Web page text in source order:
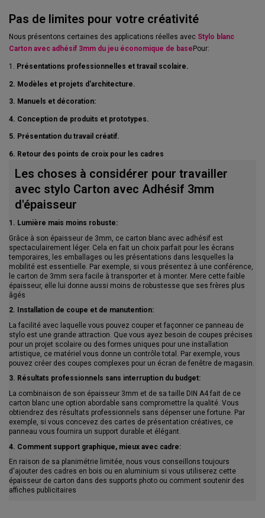
Pas de limites pour votre créativité
Nous présentons certaines des applications réelles avec Stylo blanc
Carton avec adhésif 3mm du jeu économique de base Pour:
1. Présentations professionnelles et travail scolaire.
2. Modèles et projets d'architecture.
3. Manuels et décoration:
4. Conception de produits et prototypes.
5. Présentation du travail créatif.
6. Retour des points de croix pour les cadres
Les choses à considérer pour travailler
avec stylo Carton avec Adhésif 3mm
d'épaisseur
1. Lumière mais moins robuste:
Grâce à son épaisseur de 3mm, ce carton blanc avec adhésif est
spectaculairement léger. Cela en fait un choix parfait pour les écrans
temporaires, les emballages ou les présentations dans lesquelles la
mobilité est essentielle. Par exemple, si vous présentez à une conférence,
le carton de 3mm sera facile à transporter et à monter. Mere cette faible
épaisseur, elle lui donne aussi moins de robustesse que ses frères plus
âgés
2. Installation de coupe et de manutention:
La facilité avec laquelle vous pouvez couper et façonner ce panneau de
stylo est une grande attraction. Que vous ayez besoin de coupes précises
pour un projet scolaire ou des formes uniques pour une installation
artistique, ce matériel vous donne un contrôle total. Par exemple, vous
pouvez créer des coupes complexes pour un écran de fenêtre de magasin.
3. Résultats professionnels sans interruption du budget:
La combinaison de son épaisseur 3mm et de sa taille DIN A4 fait de ce
carton blanc une option abordable sans compromettre la qualité. Vous
obtiendrez des résultats professionnels sans dépenser une fortune. Par
exemple, si vous concevez des cartes de présentation créatives, ce
panneau vous fournira un support durable et élégant.
4. Comment support graphique, mieux avec cadre:
En raison de sa planimétrie limitée, nous vous conseillons toujours
d'ajouter des cadres en bois ou en aluminium si vous utiliserez cette
épaisseur de carton dans des supports photo ou comment soutenir des
affiches publicitaires